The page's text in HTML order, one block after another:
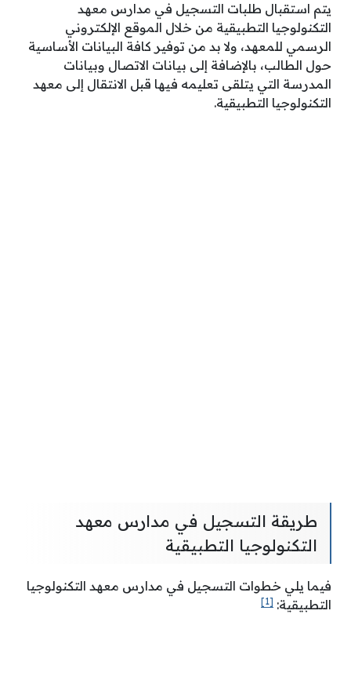
يتم استقبال طلبات التسجيل في مدارس معهد
التكنولوجيا التطبيقية من خلال الموقع الإلكتروني
الرسمي للمعهد، ولا بد من توفير كافة البيانات الأساسية
حول الطالب، بالإضافة إلى بيانات الاتصال وبيانات
المدرسة التي يتلقى تعليمه فيها قبل الانتقال إلى معهد
التكنولوجيا التطبيقية.
طريقة التسجيل في مدارس معهد
التكنولوجيا التطبيقية
فيما يلي خطوات التسجيل في مدارس معهد التكنولوجيا
التطبيقية: [1]